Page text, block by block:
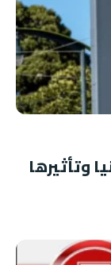
وتأثيرها